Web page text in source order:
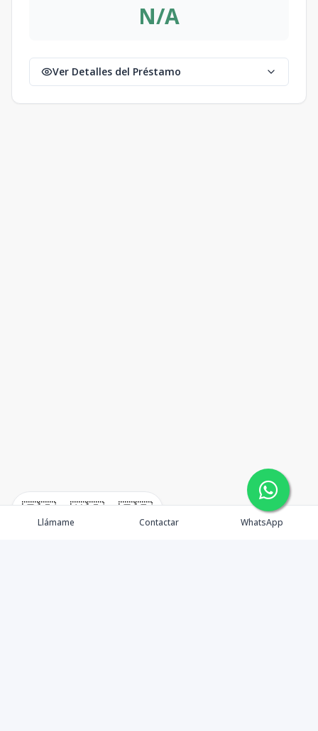
🇪🇸 🇺🇸 🇫🇷
N/A
Ver Detalles del Préstamo
Llámame Contactar WhatsApp